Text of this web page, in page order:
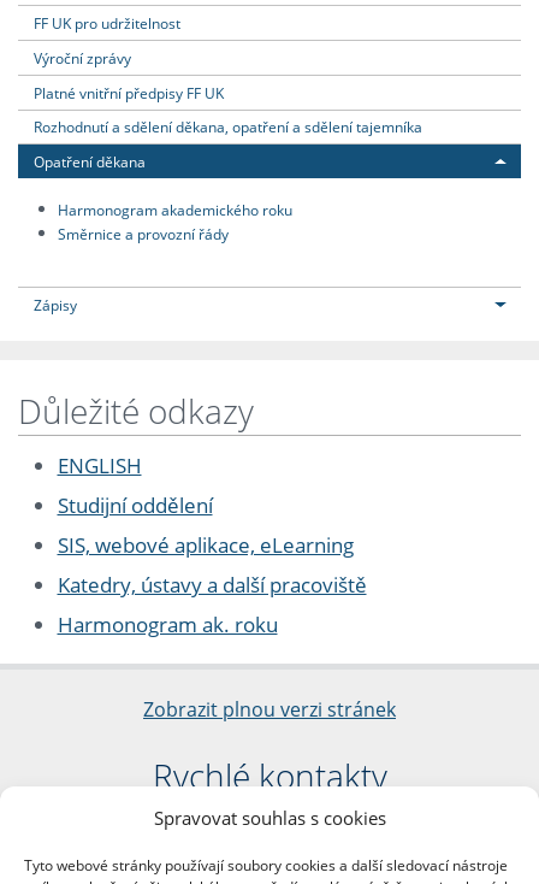
Spravovat souhlas s cookies
Tyto webové stránky používají soubory cookies a další sledovací nástroje
FF UK pro udržitelnost
Výroční zprávy
Platné vnitřní předpisy FF UK
Rozhodnutí a sdělení děkana, opatření a sdělení tajemníka
Opatření děkana
Harmonogram akademického roku
Směrnice a provozní řády
Zápisy
Důležité odkazy
ENGLISH
Studijní oddělení
SIS, webové aplikace, eLearning
Katedry, ústavy a další pracoviště
Harmonogram ak. roku
Zobrazit plnou verzi stránek
Rychlé kontakty
Filozofická fakulta
nám. Jana Palacha 1/2